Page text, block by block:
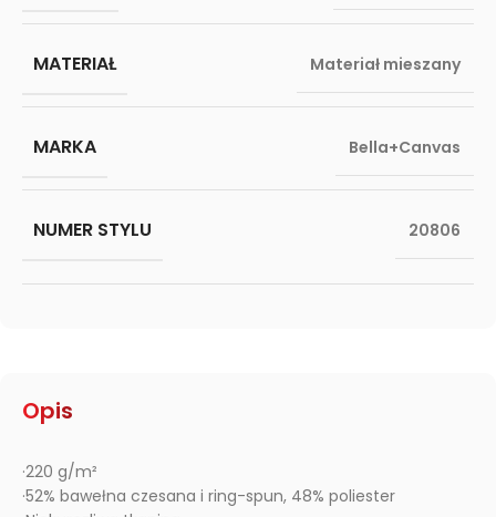
Opis
·220 g/m²
·52% bawełna czesana i ring-spun, 48% poliester
MATERIAŁ Materiał mieszany
MARKA Bella+Canvas
NUMER STYLU 20806